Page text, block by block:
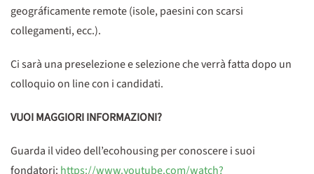
geográficamente remote (isole, paesini con scarsi
collegamenti, ecc.).
Ci sarà una preselezione e selezione che verrà fatta dopo un
colloquio on line con i candidati.
VUOI MAGGIORI INFORMAZIONI?
Guarda il video dell’ecohousing per conoscere i suoi
fondatori: https://www.youtube.com/watch?